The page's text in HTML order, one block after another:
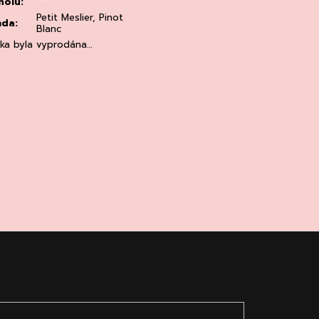
:
Petit Meslier, Pinot
Blanc
byla vyprodána…